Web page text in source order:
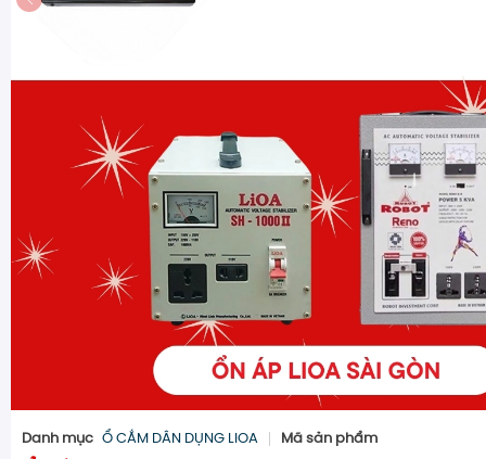
Danh mục Ổ CẮM DÂN DỤNG LIOA Mã sản phẩm